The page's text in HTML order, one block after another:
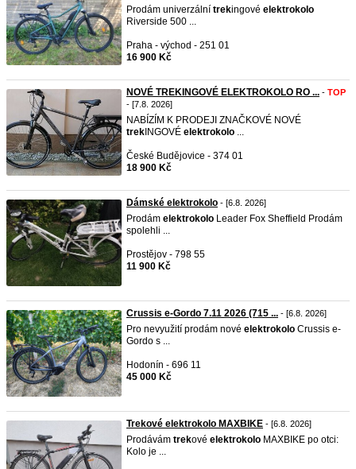
Prodám univerzální trekingové elektrokolo
Riverside 500 ...
Praha - východ - 251 01
16 900 Kč
NOVÉ TREKINGOVÉ ELEKTROKOLO RO ... - TOP
- [7.8. 2026]
NABÍZÍM K PRODEJI ZNAČKOVÉ NOVÉ
trek INGOVÉ elektrokolo ...
České Budějovice - 374 01
18 900 Kč
Dámské elektrokolo - [6.8. 2026]
Prodám elektrokolo Leader Fox Sheffield Prodám
spolehli ...
Prostějov - 798 55
11 900 Kč
Crussis e-Gordo 7.11 2026 (715 ... - [6.8. 2026]
Pro nevyužití prodám nové elektrokolo Crussis e-
Gordo s ...
Hodonín - 696 11
45 000 Kč
Trekové elektrokolo MAXBIKE - [6.8. 2026]
Prodávám trekové elektrokolo MAXBIKE po otci:
Kolo je ...